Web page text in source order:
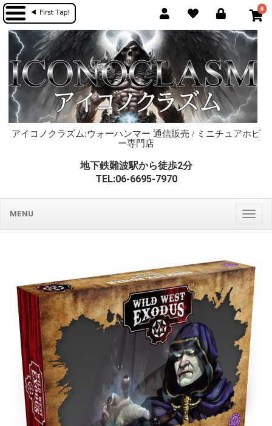
0
アイコノクラズム:ウォーハンマー 通信販売 / ミニチュアホビ
ー専門店
地下鉄難波駅から徒歩2分
TEL:06-6695-7970
MENU